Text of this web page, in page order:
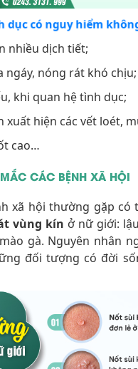
dục có nguy hiểm
nhiều dịch tiết;
ngáy, nóng rát khó chịu;
khi quan hệ tình dục;
xuất hiện các vết loét,
cao…
CÁC BỆNH XÃ HỘI
xã hội thường gặp có
vùng kín ở nữ giới:
gà. Nguyên nhân
đối tượng có đời